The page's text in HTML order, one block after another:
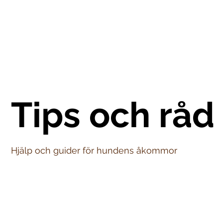
Tips och råd
Hjälp och guider för hundens åkommor